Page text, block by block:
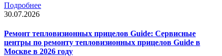
Подробнее
30.07.2026
Ремонт тепловизионных прицелов Guide: Сервисные
центры по ремонту тепловизионных прицелов Guide в
Москве в 2026 году